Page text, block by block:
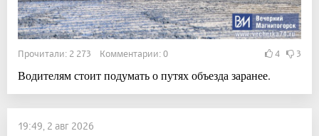
Прочитали: 2 273 Комментарии: 0 4 3
Водителям стоит подумать о путях объезда заранее.
19:49, 2 авг 2026